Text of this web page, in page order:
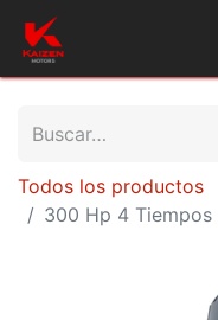
Todos los productos
300 Hp 4